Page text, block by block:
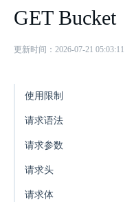
GET Bucket
更新时间：2026-07-21 05:03:11
使用限制
请求语法
请求参数
请求头
请求体